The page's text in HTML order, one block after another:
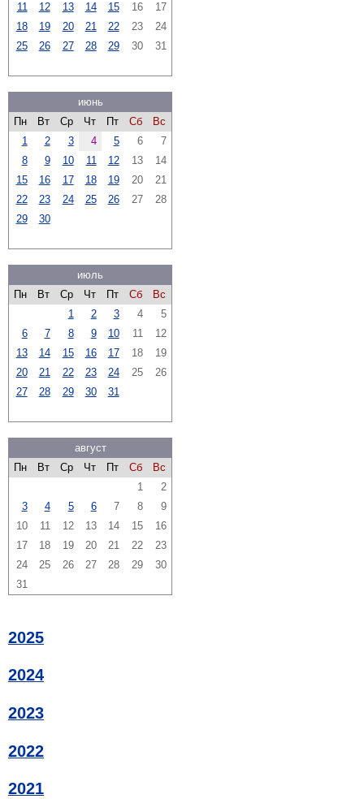
11
12 13 14 15 16
17
18
19 20 21 22 23
24
25
26 27 28 29 30 31
июнь
Пн
Вт Ср Чт Пт Сб
Вс
1
2 3 4 5 6
7
8
9 10 11 12 13
14
15
16 17 18 19 20
21
22
23 24 25 26 27
28
29
30
июль
Пн
Вт Ср Чт Пт Сб
Вс
1
2 3 4
5
6
7 8 9 10 11
12
13
14 15 16 17 18
19
20
21 22 23 24 25
26
27
28 29 30 31
август
Пн
Вт Ср Чт Пт Сб
Вс
1
2
3
4 5 6 7 8
9
10
11 12 13 14 15
16
17
18 19 20 21 22
23
24
25 26 27 28 29
30
31
2025
2024
2023
2022
2021